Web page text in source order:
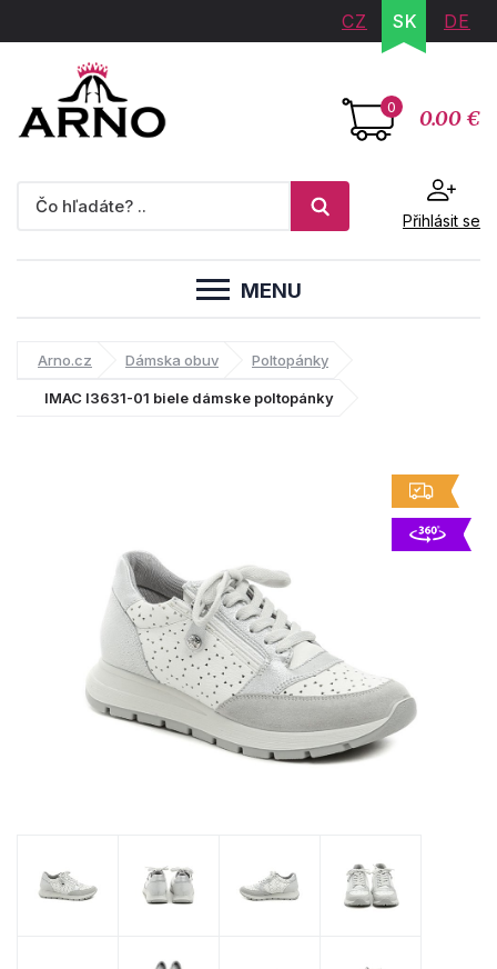
CZ SK DE
0 0.00 €
Přihlásit se
MENU
Arno.cz Dámska obuv Poltopánky
IMAC I3631-01 biele dámske poltopánky